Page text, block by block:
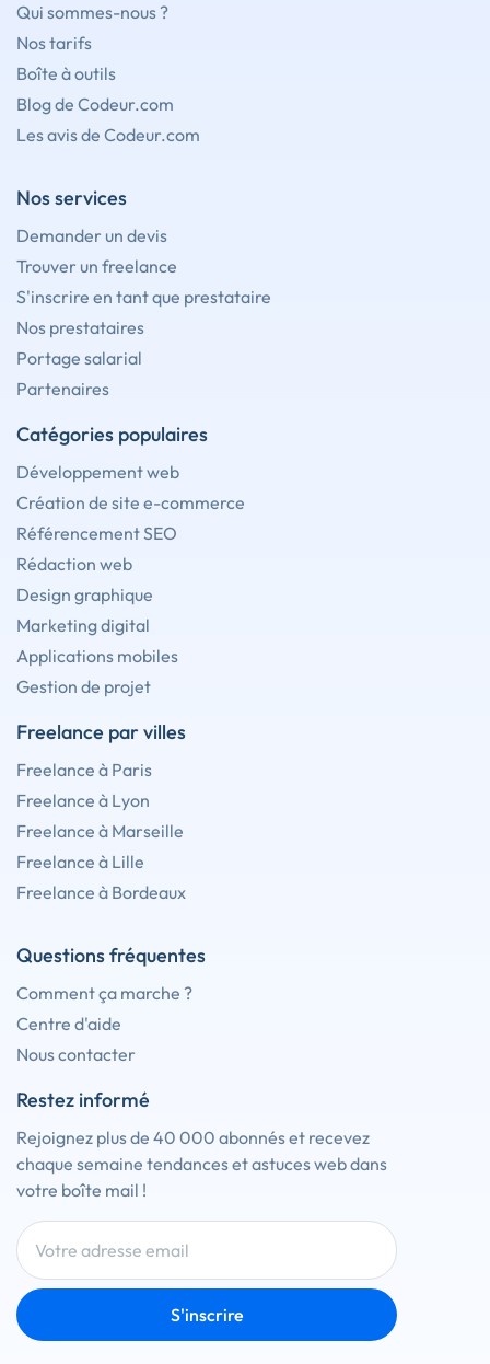
Qui sommes-nous ?
Nos tarifs
Boîte à outils
Blog de Codeur.com
Les avis de Codeur.com
Nos services
Demander un devis
Trouver un freelance
S'inscrire en tant que prestataire
Nos prestataires
Portage salarial
Partenaires
Catégories populaires
Développement web
Création de site e-commerce
Référencement SEO
Rédaction web
Design graphique
Marketing digital
Applications mobiles
Gestion de projet
Freelance par villes
Freelance à Paris
Freelance à Lyon
Freelance à Marseille
Freelance à Lille
Freelance à Bordeaux
Questions fréquentes
Comment ça marche ?
Centre d'aide
Nous contacter
Restez informé
Rejoignez plus de 40 000 abonnés et recevez
chaque semaine tendances et astuces web dans
votre boîte mail !
S'inscrire